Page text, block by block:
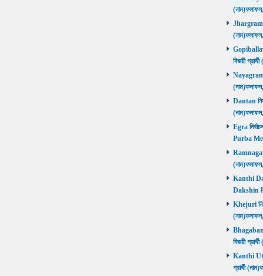
Jhargram
বিজয়ী
Nayagram
Dantan
Egra
Purba
Ramnagar
Kanthi
Dakshin
Khejuri
বিজয়ী
Kanthi
প্রার্থী